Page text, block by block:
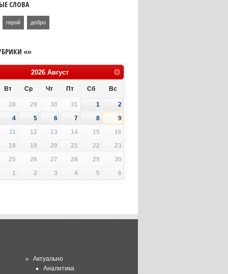
СЛОВА
герой добро
«»
2026 Август
Вт Ср Чт Пт Сб Вс
28 29 30 31 1
2
4
5 6 7 8
9
11
12 13 14 15
16
18
19 20 21 22
23
25
26 27 28 29
30
1
2 3 4 5 6
Актуально
Аналитика